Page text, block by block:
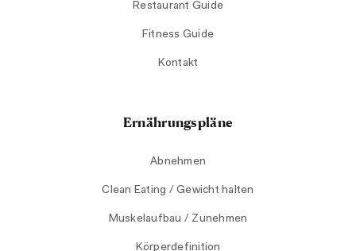
Restaurant Guide
Fitness Guide
Kontakt
Ernährungspläne
Abnehmen
Clean Eating / Gewicht halten
Muskelaufbau / Zunehmen
Körperdefinition